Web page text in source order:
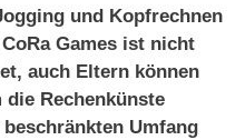
und Kopfrechnen
Games ist nicht
auch Eltern können
Rechenkünste
Umfang